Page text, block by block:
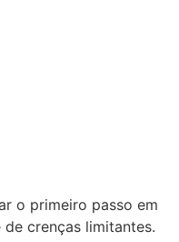
o primeiro passo em
crenças limitantes.